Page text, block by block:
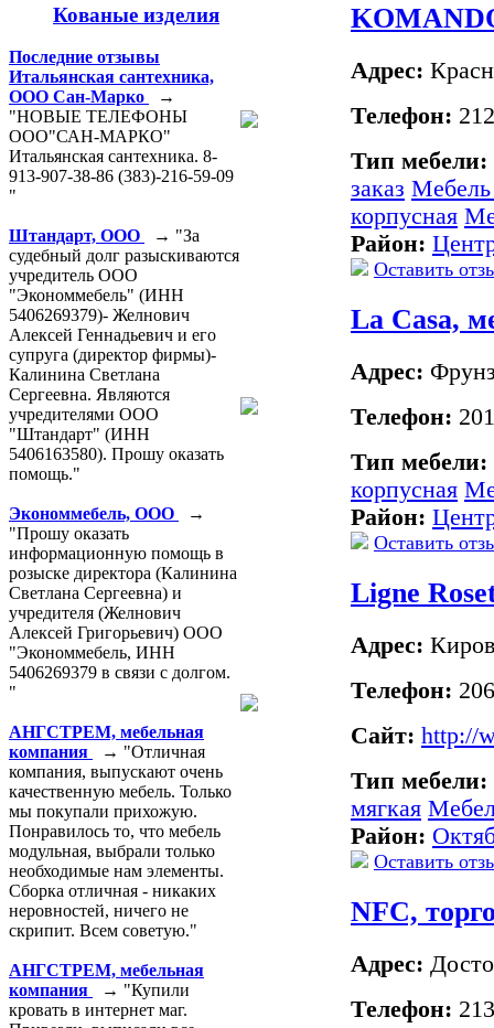
Кованые изделия
Последние отзывы
Итальянская сантехника,
ООО Сан-Марко
→
"НОВЫЕ ТЕЛЕФОНЫ
ООО"САН-МАРКО"
Итальянская сантехника. 8-
913-907-38-86 (383)-216-59-09
"
Штандарт, ООО
→ "За
судебный долг разыскиваются
учредитель ООО
"Экономмебель" (ИНН
5406269379)- Желнович
Алексей Геннадьевич и его
супруга (директор фирмы)-
Калинина Светлана
Сергеевна. Являются
учредителями ООО
"Штандарт" (ИНН
5406163580). Прошу оказать
помощь."
Экономмебель, ООО
→
"Прошу оказать
информационную помощь в
розыске директора (Калинина
Светлана Сергеевна) и
учредителя (Желнович
Алексей Григорьевич) ООО
"Экономмебель, ИНН
5406269379 в связи с долгом.
"
АНГСТРЕМ, мебельная
компания
→ "Отличная
компания, выпускают очень
качественную мебель. Только
мы покупали прихожую.
Понравилось то, что мебель
модульная, выбрали только
необходимые нам элементы.
Сборка отличная - никаких
неровностей, ничего не
скрипит. Всем советую."
АНГСТРЕМ, мебельная
компания
→ "Купили
кровать в интернет маг.
Адрес:
Телефон:
Тип мебели:
заказ Мебель
корпусная
Район:
Оставить
La Casa,
Адрес:
Телефон:
Тип мебели:
корпусная
Район:
Оставить
Ligne
Адрес:
Телефон:
Сайт: http://
Тип мебели:
мягкая
Район:
Оставить
NFC,
Адрес:
Телефон: